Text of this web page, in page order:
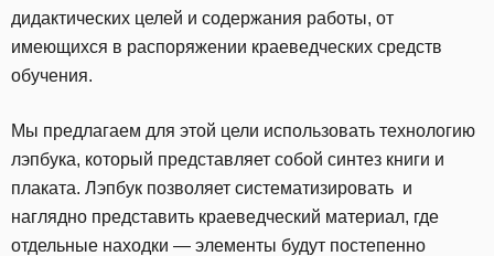
дидактических целей и содержания работы, от
имеющихся в распоряжении краеведческих средств
обучения.
Мы предлагаем для этой цели использовать технологию
лэпбука, который представляет собой синтез книги и
плаката. Лэпбук позволяет систематизировать и
наглядно представить краеведческий материал, где
отдельные находки — элементы будут постепенно